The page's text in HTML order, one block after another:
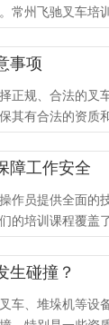
常州飞驰叉车培训
事项
正规、合法的叉
其有合法的资质
障工作安全
作员提供全面的
的培训课程覆盖了
生碰撞？
车、堆垛机等设